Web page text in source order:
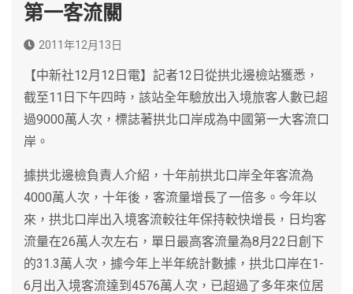
第一客流關
2011年12月13日
【中新社12月12日電】記者12日從拱北邊檢站獲悉，
截至11日下午四時，該站全年驗放出入境旅客人數已超
過9000萬人次，標誌著拱北口岸成為中國第一大客流口
岸。
據拱北邊檢負責人介紹，十年前拱北口岸全年客流為
4000萬人次，十年後，客流量增長了一倍多。今年以
來，拱北口岸出入境客流較往年保持較快增長，日均客
流量在26萬人次左右，單日最高客流量為8月22日創下
的31.3萬人次，據今年上半年統計數據，拱北口岸在1-
6月出入境客流達到4576萬人次，已超過了多年來位居